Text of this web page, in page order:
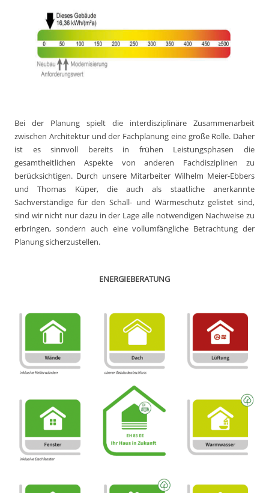
Bei der Planung spielt die interdisziplinäre Zusammenarbeit
zwischen Architektur und der Fachplanung eine große Rolle. Daher
ist es sinnvoll bereits in frühen Leistungsphasen die
gesamtheitlichen Aspekte von anderen Fachdisziplinen zu
berücksichtigen. Durch unsere Mitarbeiter Wilhelm Meier-Ebbers
und Thomas Küper, die auch als staatliche anerkannte
Sachverständige für den Schall- und Wärmeschutz gelistet sind,
sind wir nicht nur dazu in der Lage alle notwendigen Nachweise zu
erbringen, sondern auch eine vollumfängliche Betrachtung der
Planung sicherzustellen.
ENERGIEBERATUNG